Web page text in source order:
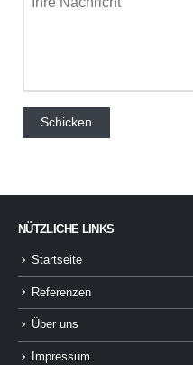
NÜTZLICHE LINKS
Startseite
Referenzen
Über uns
Impressum